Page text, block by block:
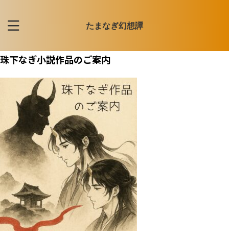
たまなぎ幻想譚
珠下なぎ小説作品のご案内